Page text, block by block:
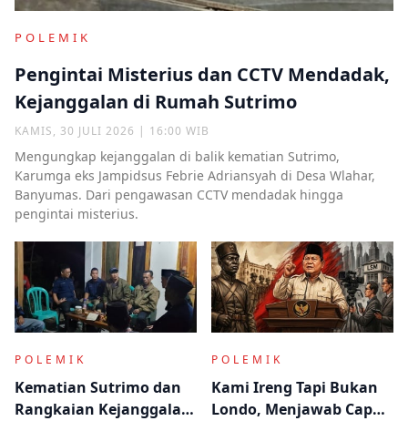
POLEMIK
Pengintai Misterius dan CCTV Mendadak,
Kejanggalan di Rumah Sutrimo
KAMIS, 30 JULI 2026 | 16:00 WIB
Mengungkap kejanggalan di balik kematian Sutrimo,
Karumga eks Jampidsus Febrie Adriansyah di Desa Wlahar,
Banyumas. Dari pengawasan CCTV mendadak hingga
pengintai misterius.
POLEMIK
Kematian Sutrimo dan
Rangkaian Kejanggalan
POLEMIK
Kami Ireng Tapi Bukan
Londo, Menjawab Cap